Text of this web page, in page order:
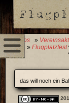
0 Fotos »
2010
» Flugplatzfest
das will noch ein